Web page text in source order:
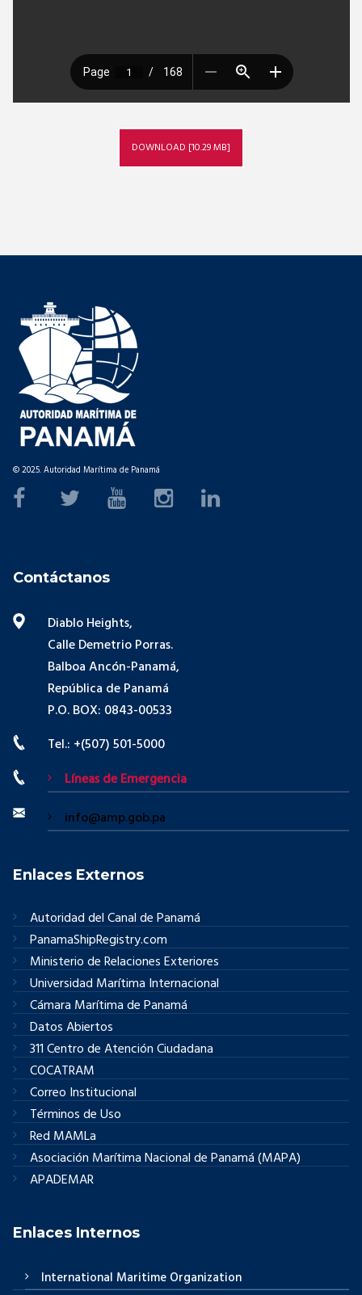
DOWNLOAD [10.29 MB]
© 2025. Autoridad Marítima de Panamá
Contáctanos
Diablo Heights,
Calle Demetrio Porras.
Balboa Ancón-Panamá,
República de Panamá
P.O. BOX: 0843-00533
Tel.: +(507) 501-5000
Líneas de Emergencia
info@amp.gob.pa
Enlaces Externos
Autoridad del Canal de Panamá
PanamaShipRegistry.com
Ministerio de Relaciones Exteriores
Universidad Marítima Internacional
Cámara Marítima de Panamá
Datos Abiertos
311 Centro de Atención Ciudadana
COCATRAM
Correo Institucional
Términos de Uso
Red MAMLa
Asociación Marítima Nacional de Panamá (MAPA)
APADEMAR
Enlaces Internos
International Maritime Organization